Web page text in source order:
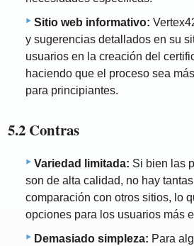
Sitio web informativo:
y sugerencias detallados en su
usuarios en la creación del
haciendo que el proceso sea
para principiantes.
5.2 Contras
Variedad limitada: Si bien las
son de alta calidad, no hay
comparación con otros sitios, lo
opciones para los usuarios más
Demasiado simpleza: Para